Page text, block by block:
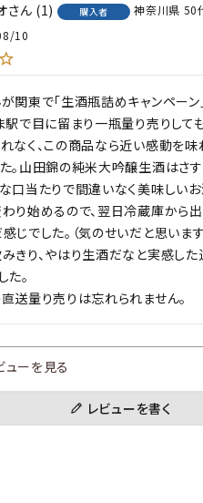
1 購入者 神奈川県 50
10
関東で「生酒瓶詰めキャンペーン
駅で目に留まり一瓶量り売りして
なく、この商品なら近い感動を味
。山田錦の純米大吟醸生酒はさ
口当たりで間違いなく美味しい
り始めるので、翌日冷蔵庫から
じでした。（気のせいだと思いま
きり、やはり生酒だなと実感した
た。
送量り売りは忘れられません。
ューを見る
レビューを書く